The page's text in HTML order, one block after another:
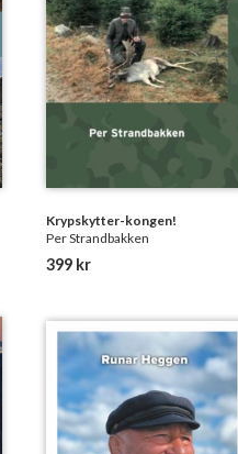
Krypskytter-kongen!
Per Strandbakken
399 kr